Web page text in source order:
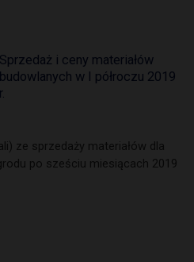
Sprzedaż i ceny materiałów
budowlanych w I półroczu 2019
r.
ze sprzedaży materiałów dla
po sześciu miesiącach 2019